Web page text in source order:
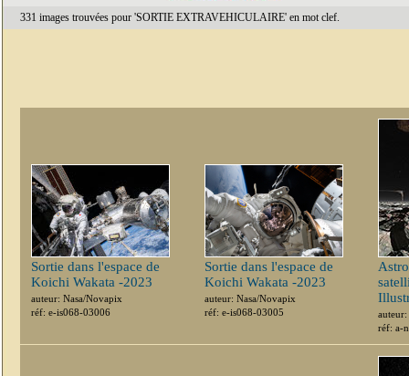
331 images trouvées pour 'SORTIE EXTRAVEHICULAIRE' en mot clef.
Sortie dans l'espace de
Koichi Wakata -2023
auteur: Nasa/Novapix
réf: e-is068-03006
Sortie dans l'espace de
Koichi Wakata -2023
auteur: Nasa/Novapix
réf: e-is068-03005
réf: a-